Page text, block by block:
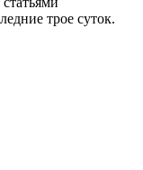
трое суток.